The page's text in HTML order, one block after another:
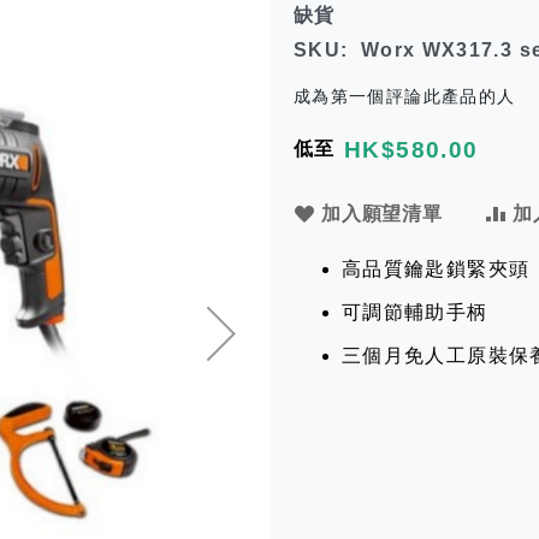
缺貨
SKU
Worx WX317.3
成為第一個評論此產品的人
低至 HK$580.00
加入願望清單 加
高品質鑰匙鎖緊夾頭
可調節輔助手柄
三個月免人工原裝保